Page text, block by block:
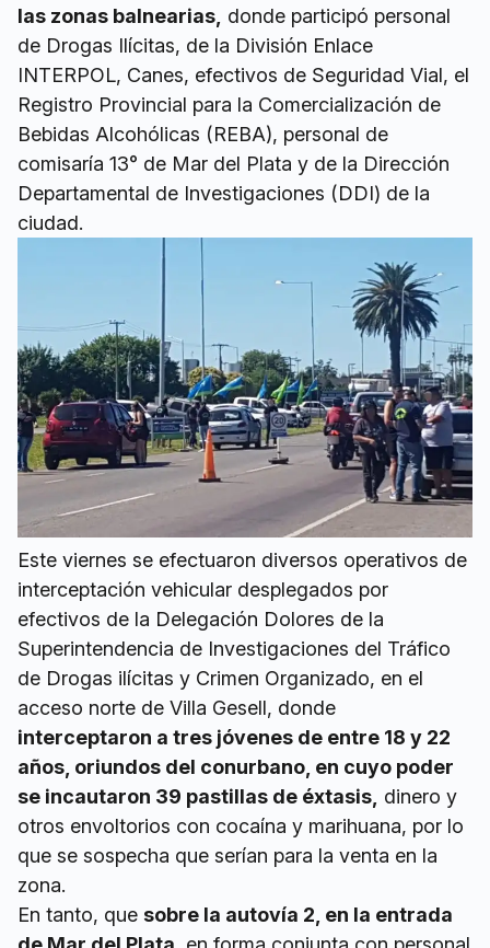
las zonas balnearias, donde participó personal
de Drogas Ilícitas, de la División Enlace
INTERPOL, Canes, efectivos de Seguridad Vial, el
Registro Provincial para la Comercialización de
Bebidas Alcohólicas (REBA), personal de
comisaría 13° de Mar del Plata y de la Dirección
Departamental de Investigaciones (DDI) de la
ciudad.
Este viernes se efectuaron diversos operativos de
interceptación vehicular desplegados por
efectivos de la Delegación Dolores de la
Superintendencia de Investigaciones del Tráfico
de Drogas ilícitas y Crimen Organizado, en el
acceso norte de Villa Gesell, donde
interceptaron a tres jóvenes de entre 18 y 22
años, oriundos del conurbano, en cuyo poder
se incautaron 39 pastillas de éxtasis, dinero y
otros envoltorios con cocaína y marihuana, por lo
que se sospecha que serían para la venta en la
zona.
En tanto, que sobre la autovía 2, en la entrada